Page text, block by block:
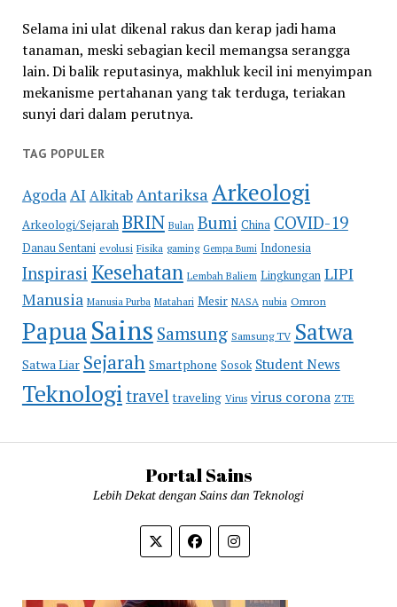
Selama ini ulat dikenal rakus dan kerap jadi hama
tanaman, meski sebagian kecil memangsa serangga
lain. Di balik reputasinya, makhluk kecil ini menyimpan
mekanisme pertahanan yang tak terduga, teriakan
sunyi dari dalam perutnya.
TAG POPULER
AgodaAI AlkitabAntariksa Arkeologi
Arkeologi/Sejarah BRIN Bulan Bumi China COVID-19
Danau Sentani evolusi Fisika gaming Gempa Bumi Indonesia
Inspirasi Kesehatan Lembah Baliem Lingkungan LIPI
Manusia Manusia Purba Matahari Mesir NASA nubia Omron
PapuaSains Samsung Samsung TV Satwa
Satwa Liar Sejarah Smartphone Sosok Student News
Teknologitravel traveling Virus virus corona ZTE
Portal Sains
Lebih Dekat dengan Sains dan Teknologi